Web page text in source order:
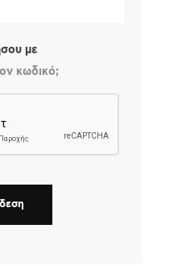
με
κωδικό;